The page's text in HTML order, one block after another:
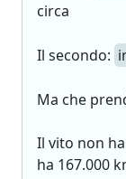
circa
Il secondo:
Ma che
Il vito non
ha 167.000